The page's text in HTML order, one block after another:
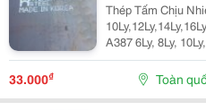
Thép Tấm Chịu
10Ly,12Ly,14Ly,16Ly,18Ly,20Ly
A387 6Ly, 8Ly,
25Ly, 30Ly, 35Ly Thép Tấm Chịu Nhiệt ,16Mo3,13Crmo
4-5 A515 Gr70
33.000₫ Toàn